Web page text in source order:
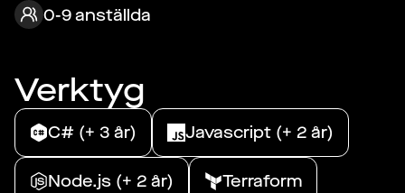
0-9 anställda
Verktyg
C# (+ 3 år) Javascript (+ 2 år)
Node.js (+ 2 år) Terraform